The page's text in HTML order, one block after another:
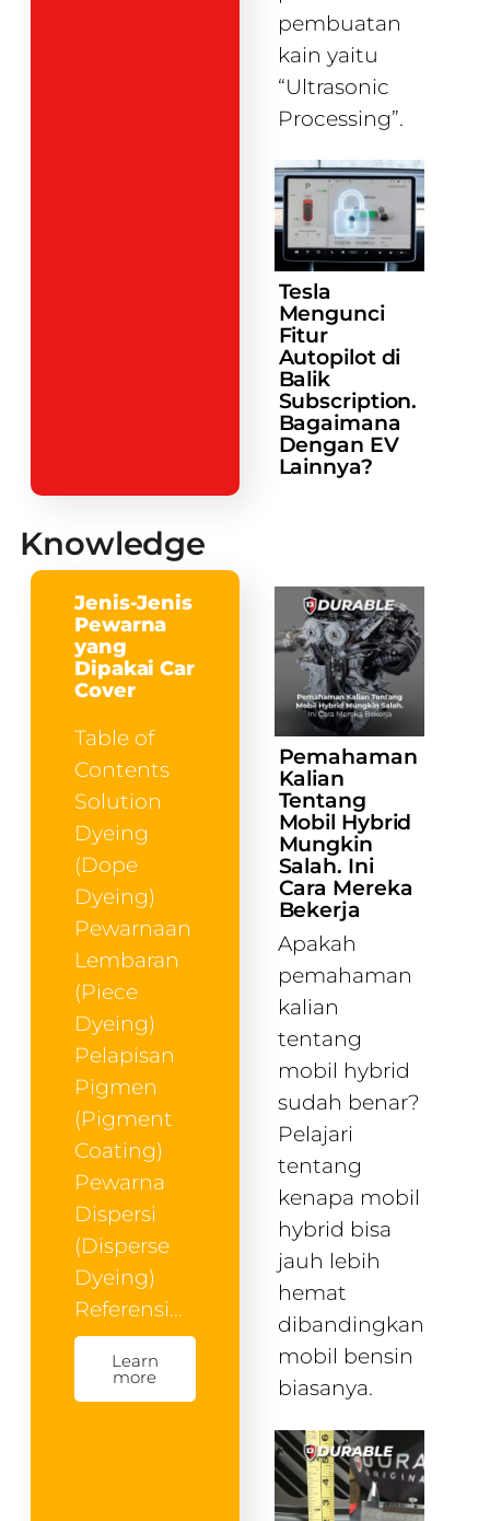
pembuatan
kain yaitu
“Ultrasonic
Processing”.
Tesla
Mengunci
Fitur
Autopilot di
Balik
Subscription.
Bagaimana
Dengan EV
Lainnya?
Knowledge
Jenis-Jenis
Pewarna
yang
Dipakai Car
Cover
Table of
Contents
Solution
Dyeing
(Dope
Dyeing)
Pewarnaan
Lembaran
(Piece
Dyeing)
Pelapisan
Pigmen
(Pigment
Coating)
Pewarna
Dispersi
(Disperse
Dyeing)
Referensi…
Learn
more
Pemahaman
Kalian
Tentang
Mobil Hybrid
Mungkin
Salah. Ini
Cara Mereka
Bekerja
Apakah
pemahaman
kalian
tentang
mobil hybrid
sudah benar?
Pelajari
tentang
kenapa mobil
hybrid bisa
jauh lebih
hemat
dibandingkan
mobil bensin
biasanya.